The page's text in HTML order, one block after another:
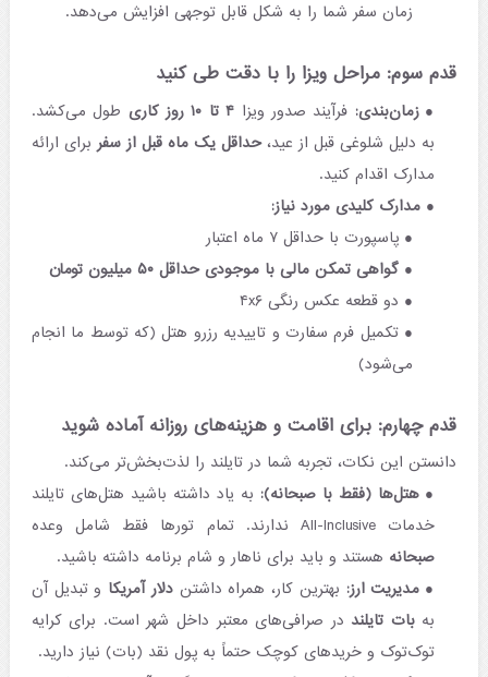
زمان سفر شما را به شکل قابل توجهی افزایش می‌دهد.
قدم سوم: مراحل ویزا را با دقت طی کنید
زمان‌بندی: فرآیند صدور ویزا ۴ تا ۱۰ روز کاری
طول می‌کشد.
به دلیل شلوغی قبل از عید،حداقل یک ماه قبل از سفر برای ارائه
مدارک اقدام کنید.
مدارک کلیدی مورد نیاز:
پاسپورت با حداقل ۷ ماه اعتبار
گواهی تمکن مالی با موجودی حداقل ۵۰ میلیون تومان
دو قطعه عکس رنگی ۴x۶
تکمیل فرم سفارت و تاییدیه رزرو هتل (که توسط ما انجام
می‌شود)
قدم چهارم: برای اقامت و هزینه‌های روزانه آماده شوید
دانستن این نکات، تجربه شما در تایلند را لذت‌بخش‌تر می‌کند.
هتل‌ها (فقط با صبحانه): به یاد داشته باشید هتل‌های تایلند
خدمات All-Inclusive ندارند. تمام تورها فقط شامل وعده
صبحانه هستند و باید برای ناهار و شام برنامه داشته باشید.
مدیریت ارز: بهترین کار، همراه داشتندلار آمریکا و تبدیل آن
بهبات تایلند در صرافی‌های معتبر داخل شهر است. برای کرایه
توک‌توک و خریدهای کوچک حتماً به پول نقد (بات) نیاز دارید.